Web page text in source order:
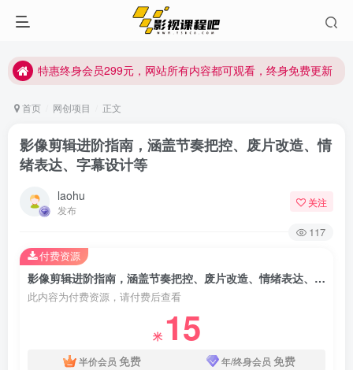
特惠终身会员299元，网站所有内容都可观看，终身免费更新
特惠终身会员299元，网站所有内容都可观看，终身免费更新
首页 网创项目 正文
影像剪辑进阶指南，涵盖节奏把控、废片改造、情
绪表达、字幕设计等
laohu
发布
关注
117
影像剪辑进阶指南，涵盖节奏把控、废片改造、情绪表达、字幕设计等
此内容为付费资源，请付费后查看
米 15
半价会员 免费 年/终身会员 免费
付费资源